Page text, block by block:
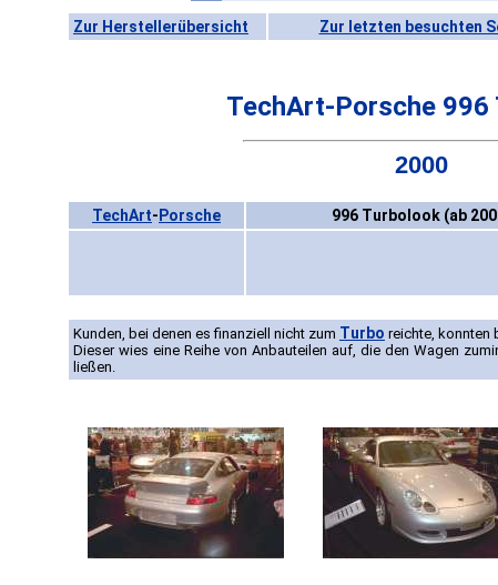
Zur Herstellerübersicht Zur letzten besuchten
TechArt-Porsche 996
2000
TechArt- Porsche 996 Turbolook (ab
Kunden, bei denen es finanziell nicht zum Turbo reichte, konnten
Dieser wies eine Reihe von Anbauteilen auf, die den Wagen
ließen.